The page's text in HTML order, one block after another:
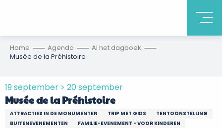
Home Agenda
Al het dagboek
Musée de la Préhistoire
19 september > 20 september
Musée de la Préhistoire
ATTRACTIES IN DE MONUMENTEN TRIP MET GIDS
TENTOONSTELLING
BUITENEVENEMENTEN
FAMILIE-EVENEMENT - VOOR KINDEREN